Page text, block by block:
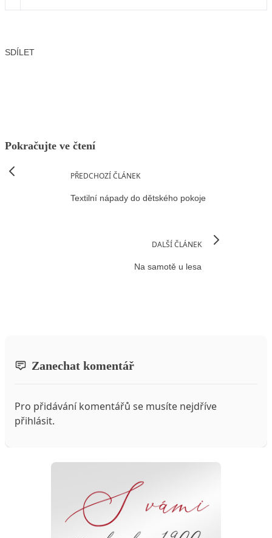
SDÍLET
Pokračujte ve čtení
PŘEDCHOZÍ ČLÁNEK
Textilní nápady do dětského pokoje
DALŠÍ ČLÁNEK
Na samotě u lesa
Zanechat komentář
Pro přidávání komentářů se musíte nejdříve
přihlásit.